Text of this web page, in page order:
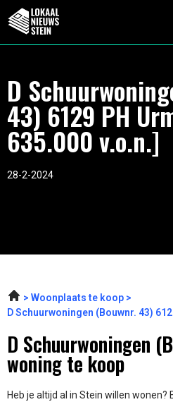
D
43) 6129 PH
635.000 v.o.n.]
28-2-2024
Woonplaats te koop
D Schuurwoningen (Bouwnr. 43)
D Schuurwoningen
woning te koop
Heb je altijd al in Stein willen